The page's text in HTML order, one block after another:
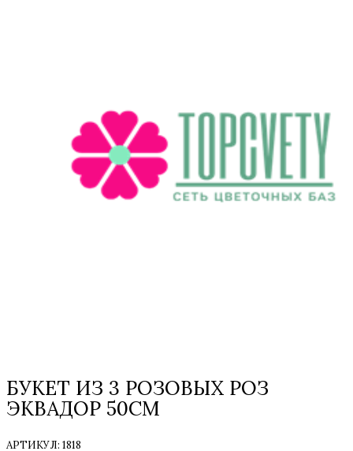
БУКЕТ ИЗ 3 РОЗОВЫХ РОЗ
ЭКВАДОР 50СМ
АРТИКУЛ: 1818